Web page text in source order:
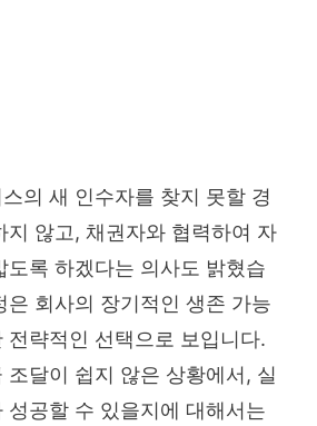
의 새 인수자를 찾지 못할 경
지 않고, 채권자와 협력하여 자
도록 하겠다는 의사도 밝혔습
은 회사의 장기적인 생존 가능
전략적인 선택으로 보입니다.
조달이 쉽지 않은 상황에서, 실
성공할 수 있을지에 대해서는